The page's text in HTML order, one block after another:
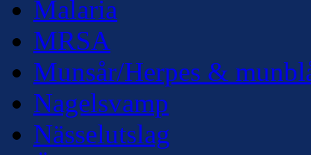
Malaria
MRSA
Munsår/Herpes &
Nagelsvamp
Nässelutslag